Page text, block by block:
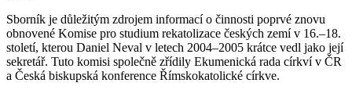
Sborník je důležitým zdrojem informací o činnosti poprvé znovu
obnovené Komise pro studium rekatolizace českých zemí v 16.–18.
století, kterou Daniel Neval v letech 2004–2005 krátce vedl jako její
sekretář. Tuto komisi společně zřídily Ekumenická rada církví v ČR
a Česká biskupská konference Římskokatolické církve.